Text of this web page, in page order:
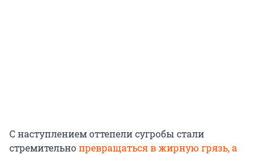
С наступлением оттепели сугробы стали
стремительнопревращаться в жирную грязь, а